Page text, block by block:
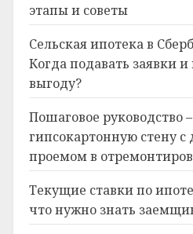
этапы и советы
Сельская ипотека в
Когда подавать заявки
выгоду?
Пошаговое руководство
гипсокартонную стену
проемом в
Текущие ставки по
что нужно знать